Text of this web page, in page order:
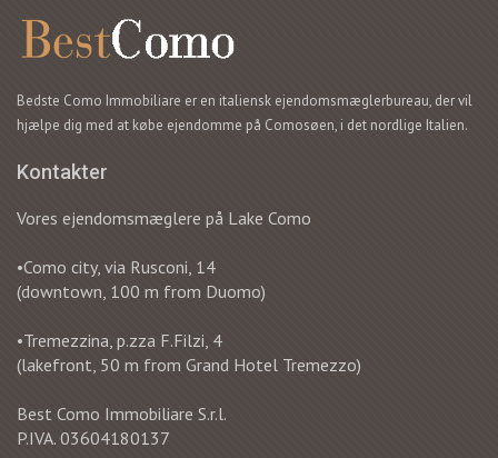
Bedste Como Immobiliare er en italiensk ejendomsmæglerbureau, der vil
hjælpe dig med at købe ejendomme på Comosøen, i det nordlige Italien.
Kontakter
Vores ejendomsmæglere på Lake Como
•Como city, via Rusconi, 14
(downtown, 100 m from Duomo)
•Tremezzina, p.zza F.Filzi, 4
(lakefront, 50 m from Grand Hotel Tremezzo)
Best Como Immobiliare S.r.l.
P.IVA. 03604180137